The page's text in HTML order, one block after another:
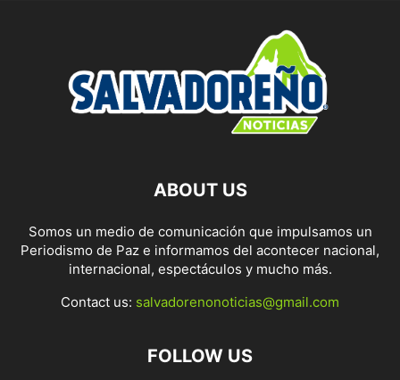
ABOUT US
Somos un medio de comunicación que impulsamos un
Periodismo de Paz e informamos del acontecer nacional,
internacional, espectáculos y mucho más.
Contact us: salvadorenonoticias@gmail.com
FOLLOW US